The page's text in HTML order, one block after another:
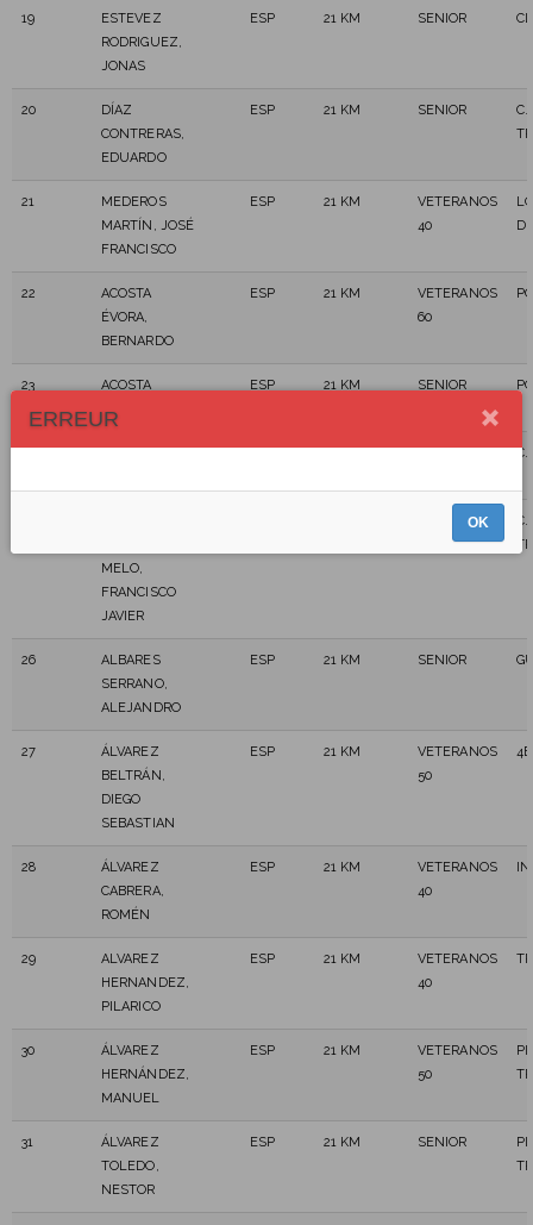
19
ESTEVEZ
RODRIGUEZ,
JONAS
ESP 21 KM SENIOR
20
DÍAZ
CONTRERAS,
EDUARDO
ESP 21 KM SENIOR
21
MEDEROS
MARTÍN, JOSÉ
FRANCISCO
ESP 21 KM
VETERANOS
40
22
ACOSTA
ÉVORA,
BERNARDO
ESP 21 KM
VETERANOS
60
23
ACOSTA
PÉREZ, AIRAM
ESP 21 KM SENIOR
MELO,
FRANCISCO
JAVIER
VETERANOS
26
ALBARES
SERRANO,
ALEJANDRO
ESP 21 KM SENIOR
27
ÁLVAREZ
BELTRÁN,
DIEGO
SEBASTIAN
ESP 21 KM
VETERANOS
50
28
ÁLVAREZ
CABRERA,
ROMÉN
ESP 21 KM
VETERANOS
40
29
ALVAREZ
HERNANDEZ,
PILARICO
ESP 21 KM
VETERANOS
40
30
ÁLVAREZ
HERNÁNDEZ,
MANUEL
ESP 21 KM
VETERANOS
50
31
ÁLVAREZ
TOLEDO,
NESTOR
ESP 21 KM SENIOR
ERREUR
OK